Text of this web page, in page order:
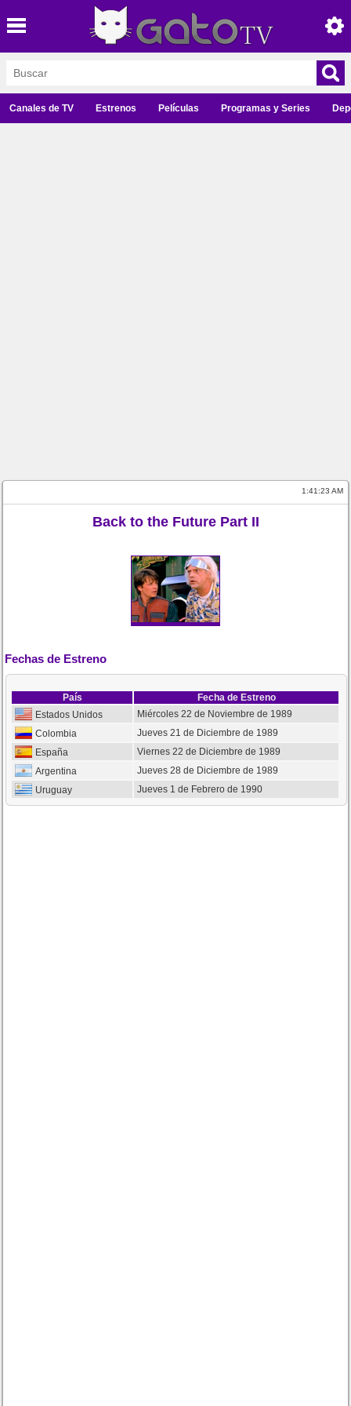
Canales de TV Estrenos Películas Programas y Series
1:41:23 AM
Back to the Future Part II
Fechas de Estreno
País
Fecha de Estreno
Estados Unidos
Miércoles 22 de Noviembre de 1989
Colombia
Jueves 21 de Diciembre de 1989
España
Viernes 22 de Diciembre de 1989
Argentina
Jueves 28 de Diciembre de 1989
Uruguay
Jueves 1 de Febrero de 1990